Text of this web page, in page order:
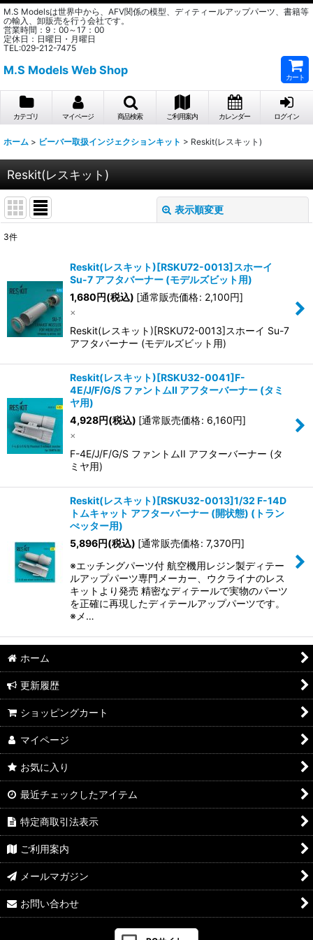
M.S Modelsは世界中から、AFV関係の模型、ディティールアップパーツ、書籍等
の輸入、卸販売を行う会社です。
営業時間：9：00～17：00
定休日：日曜日・月曜日
TEL:029-212-7475
M.S Models Web Shop
カート
カテゴリ マイページ 商品検索 ご利用案内 カレンダー ログイン
ホーム > ビーバー取扱インジェクションキット > Reskit(レスキット)
Reskit(レスキット)
表示順変更
在庫あり
並び順:
絞り込む
3件
Reskit(レスキット)[RSKU72-0013]スホーイ
Su-7 アフタバーナー (モデルズビット用)
1,680円(税込) [通常販売価格: 2,100円]
×
Reskit(レスキット)[RSKU72-0013]スホーイ Su-7
アフタバーナー (モデルズビット用)
Reskit(レスキット)[RSKU32-0041]F-
4E/J/F/G/S ファントムII アフターバーナー (タミ
ヤ用)
4,928円(税込) [通常販売価格: 6,160円]
×
F-4E/J/F/G/S ファントムII アフターバーナー (タ
ミヤ用)
Reskit(レスキット)[RSKU32-0013]1/32 F-14D
トムキャット アフターバーナー (開状態) (トラン
ぺッター用)
5,896円(税込) [通常販売価格: 7,370円]
※エッチングパーツ付 航空機用レジン製ディテー
ルアップパーツ専門メーカー、ウクライナのレス
キットより発売 精密なディテールで実物のパーツ
を正確に再現したディテールアップパーツです。
※メ…
ホーム
更新履歴
ショッピングカート
マイページ
お気に入り
最近チェックしたアイテム
特定商取引法表示
ご利用案内
メールマガジン
お問い合わせ